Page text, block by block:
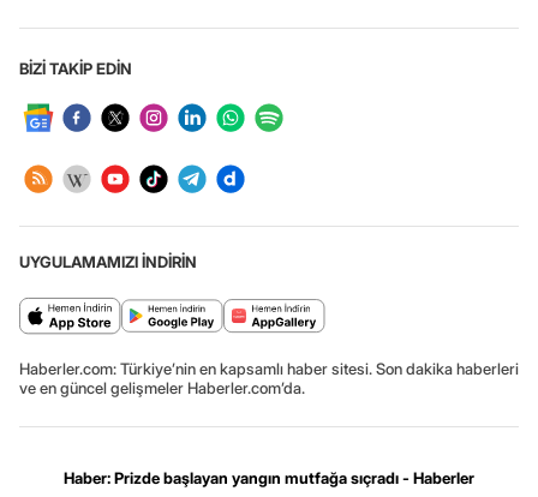
BİZİ TAKİP EDİN
UYGULAMAMIZI İNDİRİN
Haberler.com: Türkiye’nin en kapsamlı haber sitesi. Son dakika haberleri
ve en güncel gelişmeler Haberler.com’da.
Haber: Prizde başlayan yangın mutfağa sıçradı - Haberler